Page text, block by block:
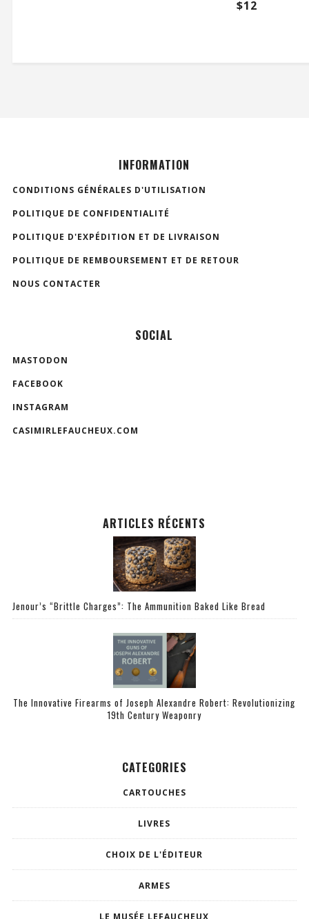
$12
INFORMATION
CONDITIONS GÉNÉRALES D'UTILISATION
POLITIQUE DE CONFIDENTIALITÉ
POLITIQUE D'EXPÉDITION ET DE LIVRAISON
POLITIQUE DE REMBOURSEMENT ET DE RETOUR
NOUS CONTACTER
SOCIAL
MASTODON
FACEBOOK
INSTAGRAM
CASIMIRLEFAUCHEUX.COM
ARTICLES RÉCENTS
Jenour’s “Brittle Charges”: The Ammunition Baked Like Bread
The Innovative Firearms of Joseph Alexandre Robert: Revolutionizing
19th Century Weaponry
CATEGORIES
CARTOUCHES
LIVRES
CHOIX DE L'ÉDITEUR
ARMES
LE MUSÉE LEFAUCHEUX